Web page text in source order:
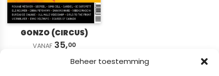
Beheer toestemming
GONZO (CIRCUS)
VANAF 35,00
© 2026 BladenWinkel.nl